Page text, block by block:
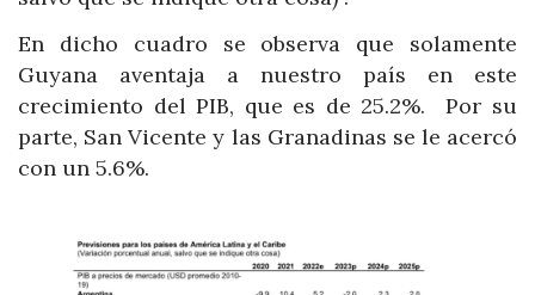
En dicho cuadro se observa que solamente
Guyana aventaja a nuestro país en este
crecimiento del PIB, que es de 25.2%. Por su
parte, San Vicente y las Granadinas se le acercó
con un 5.6%.